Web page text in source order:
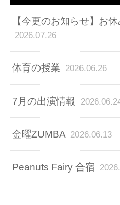
【今更のお知らせ】お
2026.07.26
体育の授業 2026.06.26
7月の出演情報
金曜ZUMBA 2026.06.13
Peanuts Fairy 合宿